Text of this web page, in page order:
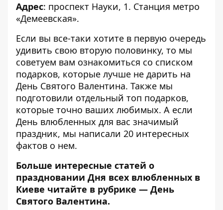
Адрес: проспект Науки, 1. Станция метро
«Демеевская».
Если вы все-таки хотите в первую очередь
удивить свою вторую половинку, то мы
советуем вам ознакомиться со списком
подарков, которые лучше не дарить на
День Святого Валентина. Также мы
подготовили отдельный топ подарков,
которые точно ваших любимых. А если
День влюбленных для вас значимый
праздник, мы написали 20 интересных
фактов о нем.
Больше интересные статей о
праздновании Дня всех влюбленных в
Киеве читайте в рубрике — День
Святого Валентина.